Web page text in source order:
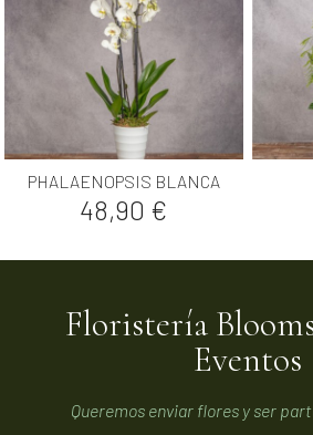
PHALAENOPSIS BLANCA
Precio
48,90 €
Floristería
Eventos
Queremos enviar flores y ser